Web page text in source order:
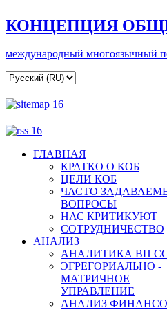
КОНЦЕПЦИЯ
международный многоязычный
ГЛАВНАЯ
КРАТКО О КОБ
ЦЕЛИ КОБ
ЧАСТО
ВОПРОСЫ
НАС КРИТИКУЮТ
СОТРУДНИЧЕСТВО
АНАЛИЗ
АНАЛИТИКА ВП
ЭГРЕГОРИАЛЬНО -
МАТРИЧНОЕ
УПРАВЛЕНИЕ
АНАЛИЗ